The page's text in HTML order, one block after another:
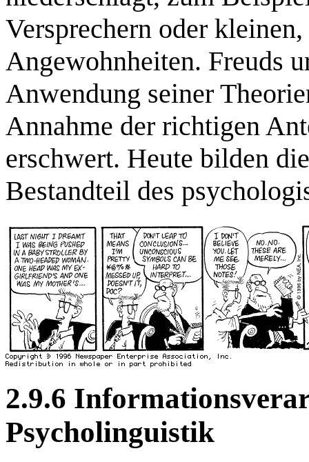
Versprechern oder
Angewohnheiten. Freuds
Anwendung seiner
Annahme der richtigen
erschwert. Heute bilden
Bestandteil des
2.9.6
Psycholinguistik